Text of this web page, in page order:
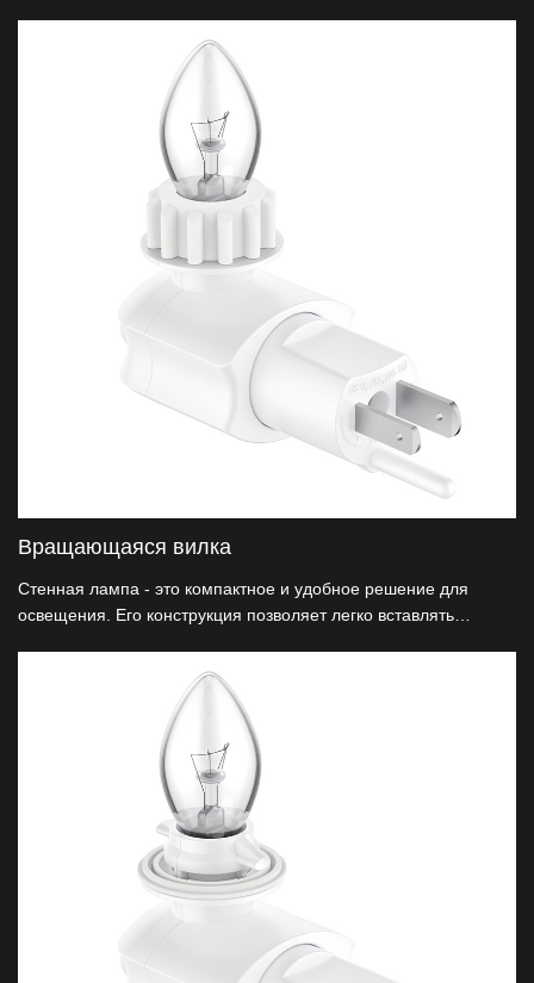
использования в спальне, коридоре или ванной комнате.
Вращающаяся вилка
Стенная лампа - это компактное и удобное решение для
освещения. Его конструкция позволяет легко вставлять